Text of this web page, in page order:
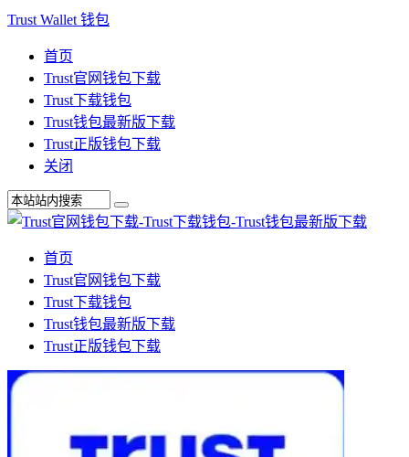
Trust Wallet 钱包
首页
Trust官网钱包下载
Trust下载钱包
Trust钱包最新版下载
Trust正版钱包下载
关闭
首页
Trust官网钱包下载
Trust下载钱包
Trust钱包最新版下载
Trust正版钱包下载